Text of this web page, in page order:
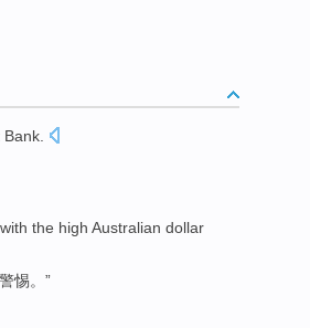
Bank
the high Australian dollar
警惕。”